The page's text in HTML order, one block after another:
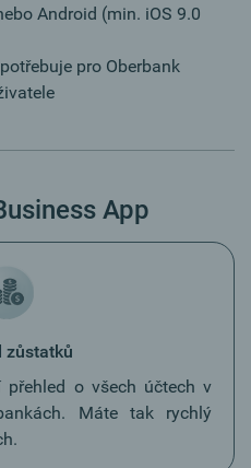
Android (min. iOS 9.0
pro Oberbank
App
zůstatků
přehled o všech účtech v
Máte tak rychlý